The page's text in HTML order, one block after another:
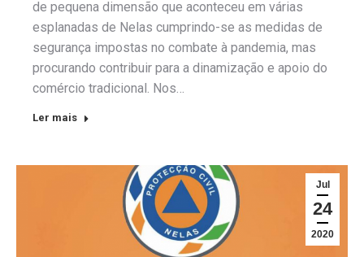
de pequena dimensão que aconteceu em várias
esplanadas de Nelas cumprindo-se as medidas de
segurança impostas no combate à pandemia, mas
procurando contribuir para a dinamização e apoio do
comércio tradicional. Nos…
Ler mais
Jul
24
2020